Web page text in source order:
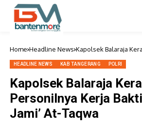
Home Headline News Kapolsek Balaraja
HEADLINE NEWS KAB TANGERANG POLRI
Kapolsek Balaraja
Personilnya Kerja
Jami’ At-Taqwa